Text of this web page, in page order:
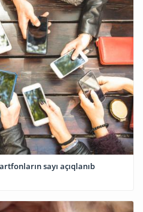
sayı açıqlanıb